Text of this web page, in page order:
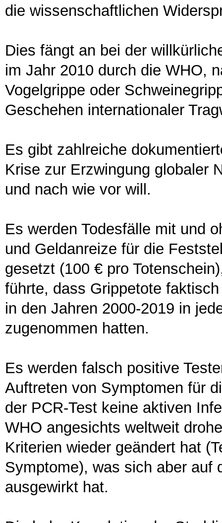
die wissenschaftlichen
Dies fängt an bei der
im Jahr 2010 durch die WHO,
Vogelgrippe oder
Geschehen internationaler
Es gibt zahlreiche
Krise zur Erzwingung globaler
und nach wie vor will.
Es werden Todesfälle mit und
und Geldanreize für die
gesetzt (100 € pro
führte, dass Grippetote
in den Jahren 2000-2019 in
zugenommen hatten.
Es werden falsch positive
Auftreten von Symptomen für
der PCR-Test keine aktiven
WHO angesichts weltweit
Kriterien wieder geändert hat
Symptome), was sich aber auf
ausgewirkt hat.